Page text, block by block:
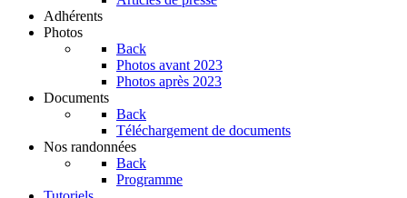
Adhérents
Photos
Back
Photos avant 2023
Photos après 2023
Documents
Back
Téléchargement de documents
Nos randonnées
Back
Programme